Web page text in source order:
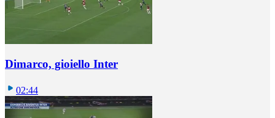
Dimarco, gioiello Inter
02:44